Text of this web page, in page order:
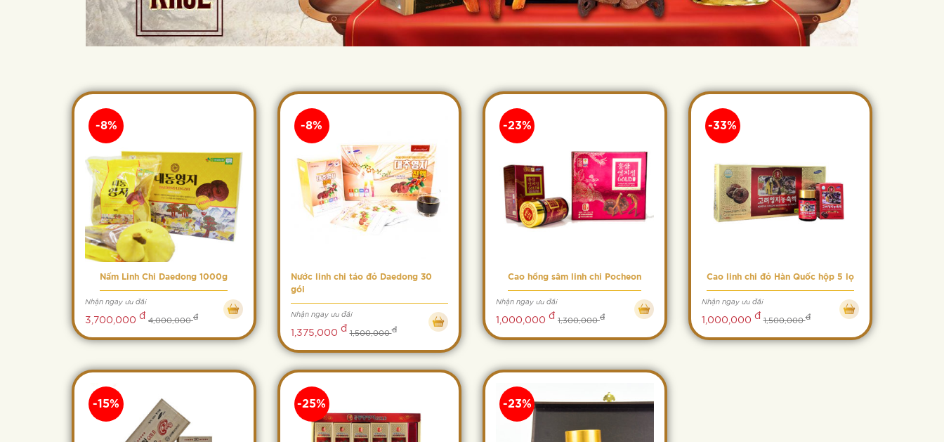
Nấm Linh Chi Daedong 1000g
Nhận ngay ưu đãi
3,700,000 đ 4,000,000đ
-8%
Nước linh chi táo đỏ Daedong 30
gói
Nhận ngay ưu đãi
1,375,000 đ 1,500,000đ
-8%
Cao hồng sâm linh chi Pocheon
Nhận ngay ưu đãi
1,000,000 đ 1,300,000đ
-23%
Cao linh chi đỏ Hàn Quốc hộp 5 lọ
Nhận ngay ưu đãi
1,000,000 đ 1,500,000đ
-33%
-15% -25% -23%